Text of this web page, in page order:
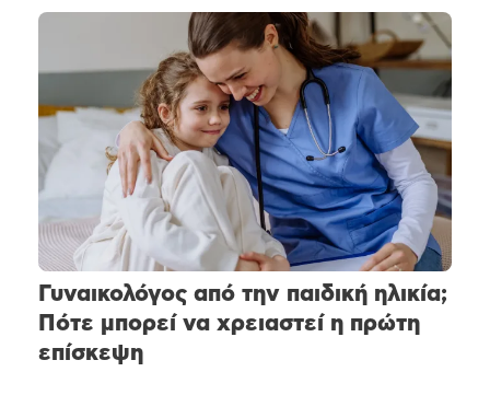
Γυναικολόγος από την παιδική ηλικία;
Πότε μπορεί να χρειαστεί η πρώτη
επίσκεψη